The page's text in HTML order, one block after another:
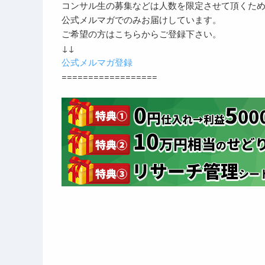
コンサル生の募集などは人数を限定させて頂くため
公式メルマガでのみお届けしています。
ご希望の方はこちらからご登録下さい。
↓↓
公式メルマガ登録
==================